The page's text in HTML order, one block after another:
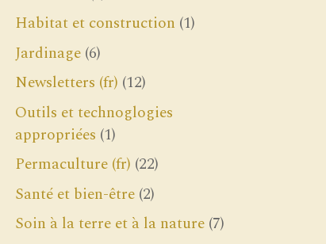
Habitat et construction (1)
Jardinage (6)
Newsletters (fr) (12)
Outils et technoglogies
appropriées (1)
Permaculture (fr) (22)
Santé et bien-être (2)
Soin à la terre et à la nature (7)